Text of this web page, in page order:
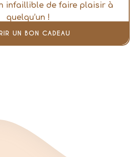
infaillible de faire plaisir à
quelqu’un !
UN BON CADEAU